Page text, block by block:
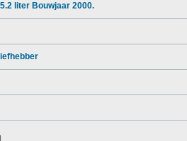
liter Bouwjaar 2000.
]